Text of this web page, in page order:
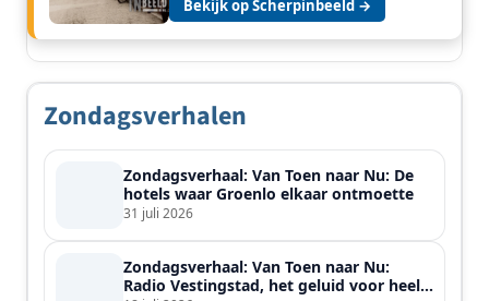
Bekijk op Scherpinbeeld →
Zondagsverhalen
Zondagsverhaal: Van Toen naar Nu: De
hotels waar Groenlo elkaar ontmoette
31 juli 2026
Zondagsverhaal: Van Toen naar Nu:
Radio Vestingstad, het geluid voor heel